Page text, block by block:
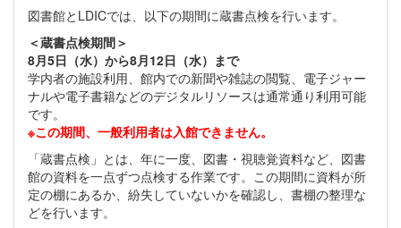
図書館とLDICでは、以下の期間に蔵書点検を行います。
＜蔵書点検期間＞
8月5日（水）から8月12日（水）まで
学内者の施設利用、館内での新聞や雑誌の閲覧、電子ジャー
ナルや電子書籍などのデジタルリソースは通常通り利用可能
です。
※この期間、一般利用者は入館できません。
「蔵書点検」とは、年に一度、図書・視聴覚資料など、図書
館の資料を一点ずつ点検する作業です。この期間に資料が所
定の棚にあるか、紛失していないかを確認し、書棚の整理な
どを行います。